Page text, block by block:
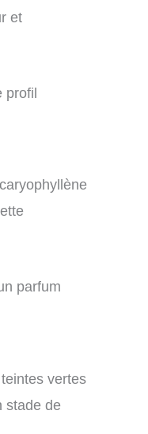
et
profil
parfum
vertes
stade de